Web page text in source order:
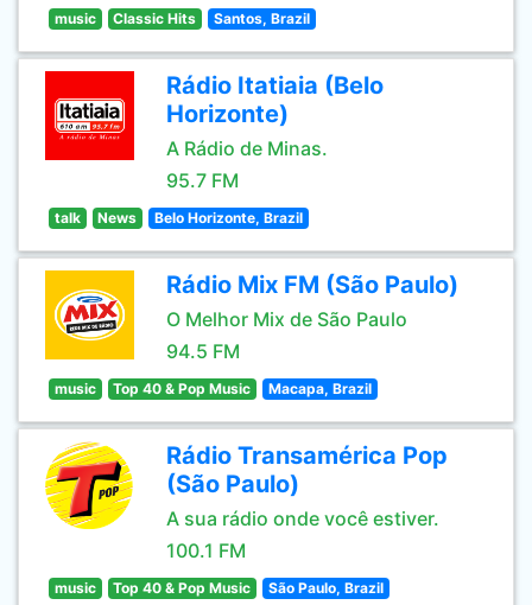
music Classic Hits Santos, Brazil
Rádio Itatiaia (Belo
Horizonte)
A Rádio de Minas.
95.7 FM
talk News Belo Horizonte, Brazil
Rádio Mix FM (São Paulo)
O Melhor Mix de São Paulo
94.5 FM
music Top 40 & Pop Music Macapa, Brazil
Rádio Transamérica Pop
(São Paulo)
A sua rádio onde você estiver.
100.1 FM
music Top 40 & Pop Music São Paulo, Brazil